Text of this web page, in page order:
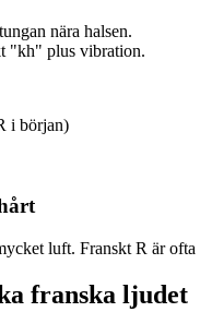
nära halsen.
"kh" plus vibration.
i början)
luft. Franskt R är ofta
franska ljudet